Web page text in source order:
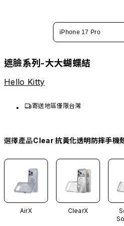
iPhone 17 Pro
遮臉系列-大大蝴蝶結
Hello Kitty
寄送地區僅限台灣
選擇產品Clear 抗黃化透明防摔手機
AirX ClearX